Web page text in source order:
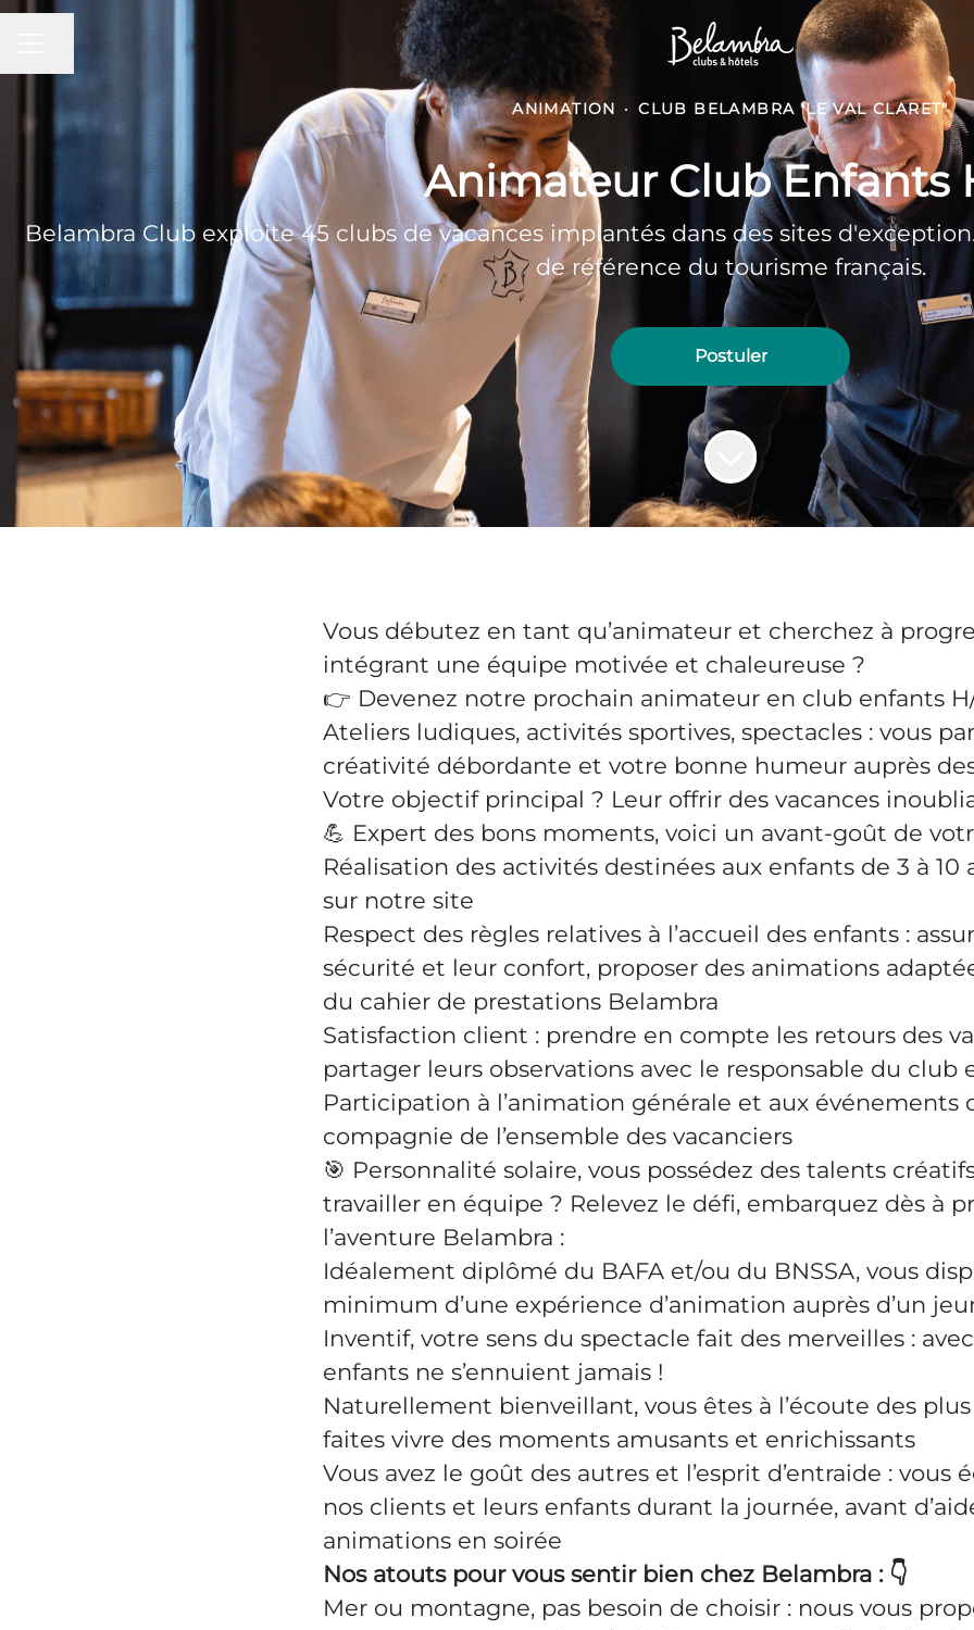
Partager la page
ANIMATION · CLUB BELAMBRA 'LE VAL CLARET"
Animateur Club Enfants
Belambra Club exploite 45 clubs de vacances implantés dans des sites
de référence du tourisme français.
Postuler
Vous débutez en tant qu’animateur et cherchez à
intégrant une équipe motivée et chaleureuse ?
👉 Devenez notre prochain animateur en club enfants
Ateliers ludiques, activités sportives, spectacles : vous
créativité débordante et votre bonne humeur auprès
Votre objectif principal ? Leur offrir des vacances
💪 Expert des bons moments, voici un avant-goût de
Réalisation des activités destinées aux enfants de 3 à 10
sur notre site
Respect des règles relatives à l’accueil des enfants :
sécurité et leur confort, proposer des animations
du cahier de prestations Belambra
Satisfaction client : prendre en compte les retours des
partager leurs observations avec le responsable du club
Participation à l’animation générale et aux événements
compagnie de l’ensemble des vacanciers
🎯 Personnalité solaire, vous possédez des talents
travailler en équipe ? Relevez le défi, embarquez dès à
l’aventure Belambra :
Idéalement diplômé du BAFA et/ou du BNSSA, vous
minimum d’une expérience d’animation auprès d’un
Inventif, votre sens du spectacle fait des merveilles :
enfants ne s’ennuient jamais !
Naturellement bienveillant, vous êtes à l’écoute des
faites vivre des moments amusants et enrichissants
Vous avez le goût des autres et l’esprit d’entraide : vous
nos clients et leurs enfants durant la journée, avant
animations en soirée
Nos atouts pour vous sentir bien chez Belambra : 👇
Mer ou montagne, pas besoin de choisir : nous vous